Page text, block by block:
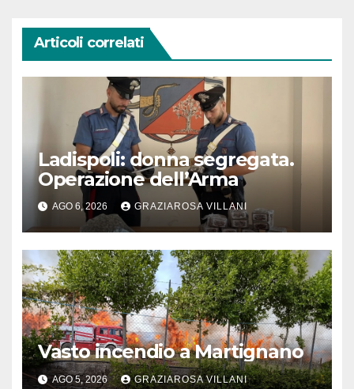
Articoli correlati
Ladispoli: donna segregata.
Operazione dell’Arma
AGO 6, 2026 GRAZIAROSA VILLANI
Vasto incendio a Martignano
AGO 5, 2026 GRAZIAROSA VILLANI